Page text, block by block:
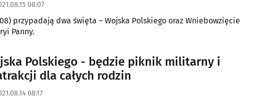
08:07
przypadają dwa święta – Wojska Polskiego oraz Wniebowzięcie
Panny.
Polskiego - będzie piknik militarny i
dla całych rodzin
08:17